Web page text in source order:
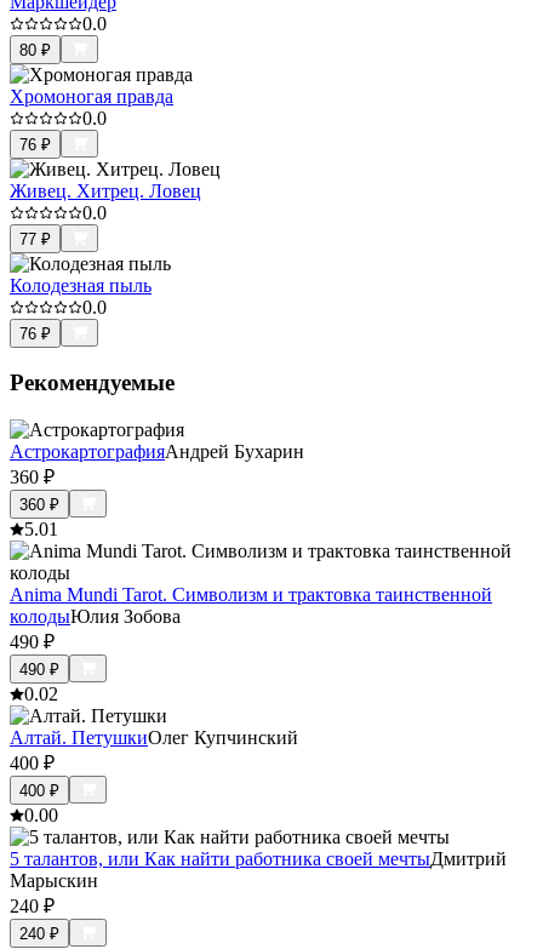
0.0
80 ₽
Хромоногая правда
0.0
76 ₽
Живец. Хитрец. Ловец
0.0
77 ₽
Колодезная пыль
0.0
76 ₽
Рекомендуемые
АстрокартографияАндрей Бухарин
360 ₽
360 ₽
5.01
Anima Mundi Tarot. Символизм и трактовка таинственной
колодыЮлия Зобова
490 ₽
490 ₽
0.02
Алтай. ПетушкиОлег Купчинский
400 ₽
400 ₽
0.00
5 талантов, или Как найти работника своей мечтыДмитрий
Марыскин
240 ₽
240 ₽